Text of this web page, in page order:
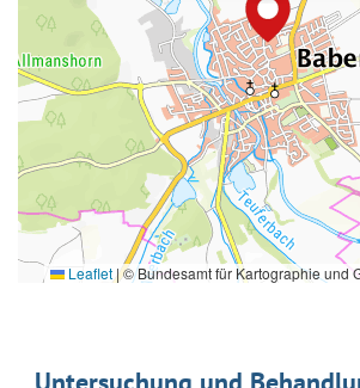
Leaflet|© Bundesamt für Kartographie und